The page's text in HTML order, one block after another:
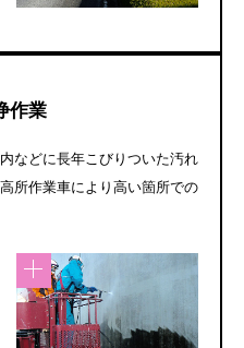
作業
などに長年こびりついた汚れ
所作業車により高い箇所での